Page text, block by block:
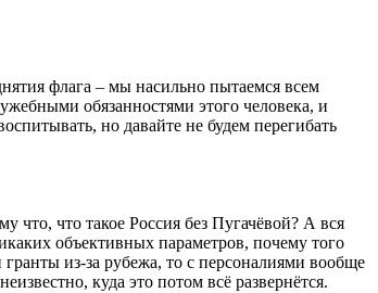
флага – мы насильно пытаемся всем
обязанностями этого человека, и
но давайте не будем перегибать
что, что такое Россия без Пугачёвой? А вся
объективных параметров, почему того
из-за рубежа, то с персоналиями вообще
куда это потом всё развернётся.